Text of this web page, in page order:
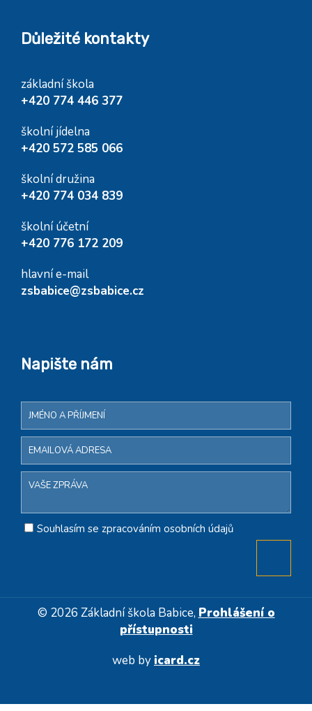
Důležité kontakty
základní škola
+420 774 446 377
školní jídelna
+420 572 585 066
školní družina
+420 774 034 839
školní účetní
+420 776 172 209
hlavní e-mail
zsbabice@zsbabice.cz
Napište nám
Souhlasím se zpracováním osobních údajů
© 2026 Základní škola Babice, Prohlášení o
přístupnosti
web by icard.cz